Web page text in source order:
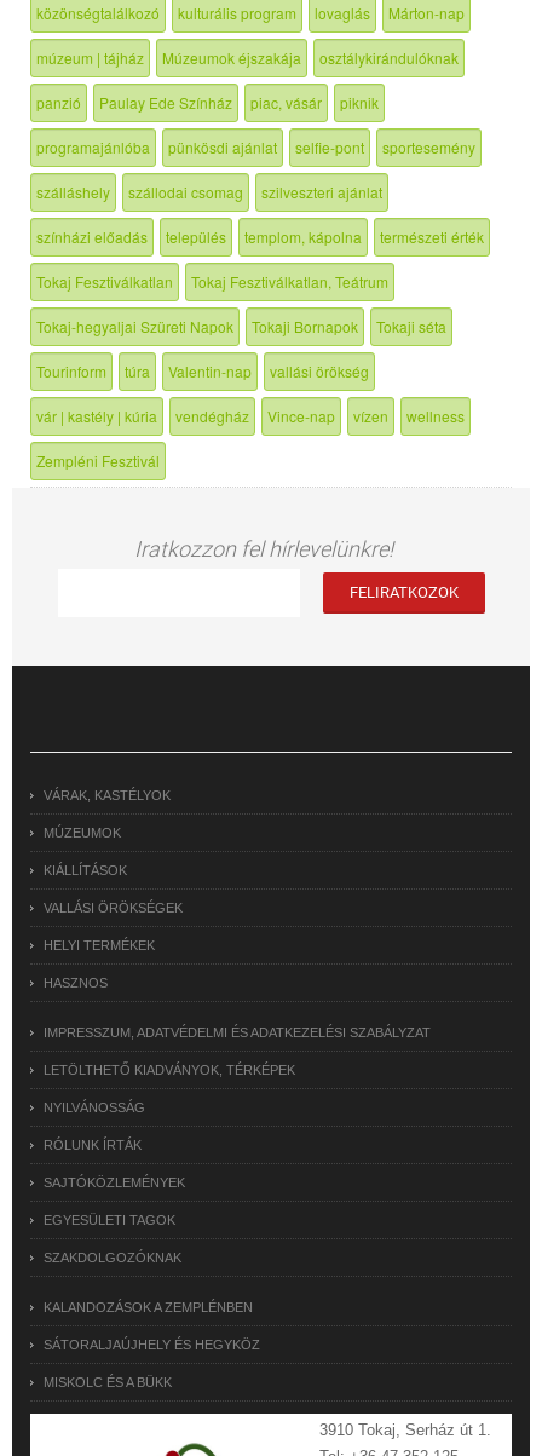
közönségtalálkozó kulturális program lovaglás Márton-nap
múzeum | tájház Múzeumok éjszakája osztálykirándulóknak
panzió Paulay Ede Színház piac, vásár piknik
programajánlóba pünkösdi ajánlat selfie-pont sportesemény
szálláshely szállodai csomag szilveszteri ajánlat
színházi előadás település templom, kápolna természeti érték
Tokaj Fesztiválkatlan Tokaj Fesztiválkatlan, Teátrum
Tokaj-hegyaljai Szüreti Napok Tokaji Bornapok Tokaji séta
Tourinform túra Valentin-nap vallási örökség
vár | kastély | kúria vendégház Vince-nap vízen wellness
Zempléni Fesztivál
Iratkozzon fel hírlevelünkre!
VÁRAK, KASTÉLYOK
MÚZEUMOK
KIÁLLÍTÁSOK
VALLÁSI ÖRÖKSÉGEK
HELYI TERMÉKEK
HASZNOS
IMPRESSZUM, ADATVÉDELMI ÉS ADATKEZELÉSI SZABÁLYZAT
LETÖLTHETŐ KIADVÁNYOK, TÉRKÉPEK
NYILVÁNOSSÁG
RÓLUNK ÍRTÁK
SAJTÓKÖZLEMÉNYEK
EGYESÜLETI TAGOK
SZAKDOLGOZÓKNAK
KALANDOZÁSOK A ZEMPLÉNBEN
SÁTORALJAÚJHELY ÉS HEGYKÖZ
MISKOLC ÉS A BÜKK
3910 Tokaj, Serház út 1.